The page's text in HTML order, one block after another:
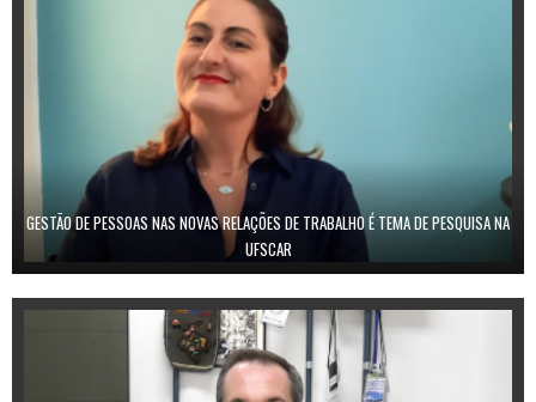
GESTÃO DE PESSOAS NAS NOVAS RELAÇÕES DE TRABALHO É TEMA DE PESQUISA NA
UFSCAR